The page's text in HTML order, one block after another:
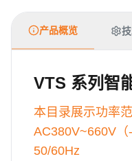
产品概览
VTS 系列智
本目录展示功率
AC380V~660V（
50/60Hz